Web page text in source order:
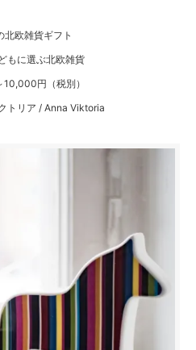
北欧雑貨ギフト
もに選ぶ北欧雑貨
円（税別）
トリア / Anna Viktoria